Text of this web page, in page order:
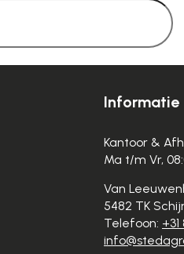
Informatie
Kantoor &
Ma t/m Vr,
Van
5482 TK
Telefoon: